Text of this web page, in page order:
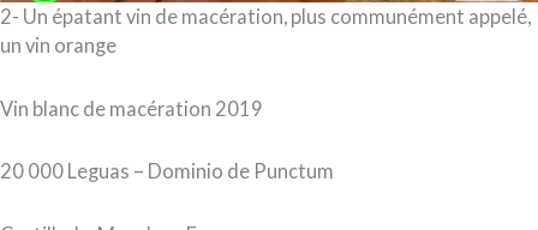
2- Un épatant vin de macération, plus communément appelé,
un vin orange
Vin blanc de macération 2019
20 000 Leguas – Dominio de Punctum